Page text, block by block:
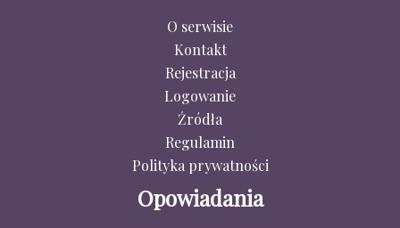
O serwisie
Kontakt
Rejestracja
Logowanie
Źródła
Regulamin
Polityka prywatności
Opowiadania